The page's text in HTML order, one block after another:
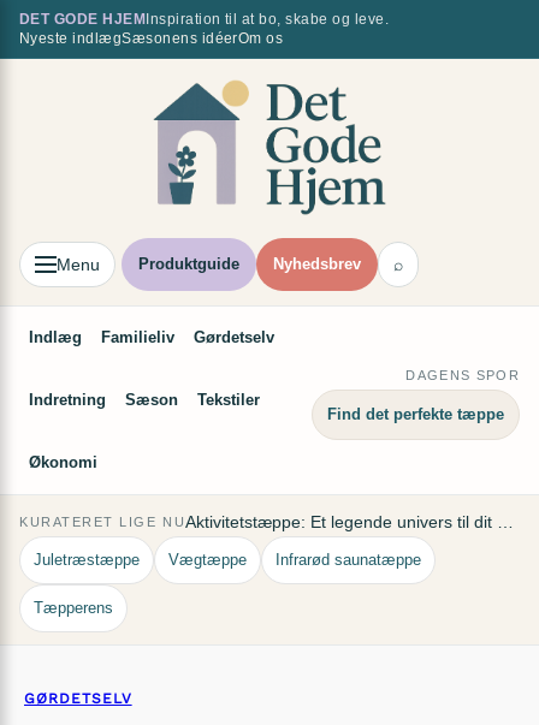
Spring
DET GODE HJEM Inspiration til at bo, skabe og leve.
Nyeste indlægSæsonens idéerOm os
Menu Produktguide Nyhedsbrev ⌕
Indlæg Familieliv Gørdetselv
Indretning Sæson Tekstiler
Økonomi
DAGENS SPOR
Find det perfekte tæppe
KURATERET LIGE NU
Juletræstæppe Vægtæppe Infrarød saunatæppe
Tæpperens
GØRDETSELV